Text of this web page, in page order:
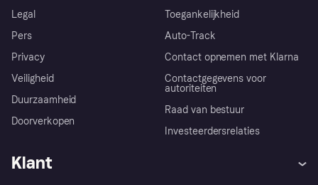
Legal
Pers
Privacy
Veiligheid
Duurzaamheid
Doorverkopen
Toegankelijkheid
Auto-Track
Contact opnemen met Klarna
Contactgegevens voor
autoriteiten
Raad van bestuur
Investeerdersrelaties
Klant